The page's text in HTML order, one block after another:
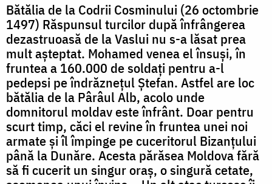
Cosminului
Bătălia de la Codrii Cosminului (26 octombrie
1497) Răspunsul turcilor după înfrângerea
dezastruoasă de la Vaslui nu s-a lăsat prea
mult așteptat. Mohamed venea el însuși, în
fruntea a 160.000 de soldați pentru a-l
pedepsi pe îndrăznețul Ștefan. Astfel are loc
bătălia de la Pârâul Alb, acolo unde
domnitorul moldav este înfrânt. Doar pentru
scurt timp, căci el revine în fruntea unei noi
armate și îl împinge pe cuceritorul Bizanțului
până la Dunăre. Acesta părăsea Moldova fără
să fi cucerit un singur oraș, o singură cetate,